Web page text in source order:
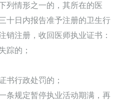
情形之一的，其所在的医
十日内报告准予注册的卫生行
销注册，收回医师执业证书：
的；
行政处罚的；
规定暂停执业活动期满，再